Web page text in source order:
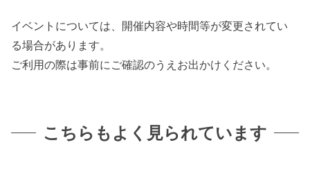
イベントについては、開催内容や時間等が変更されてい
る場合があります。
ご利用の際は事前にご確認のうえお出かけください。
こちらもよく見られています